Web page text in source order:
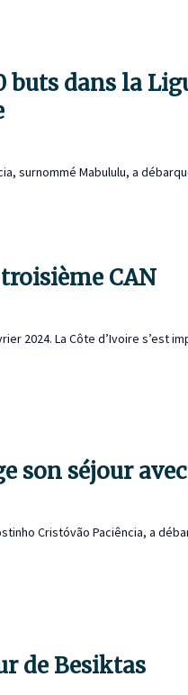
buts dans la
surnommé Mabululu, a
CAN
2024. La Côte d’Ivoire s’est
son séjour
Cristóvão Paciência, a
de Besiktas